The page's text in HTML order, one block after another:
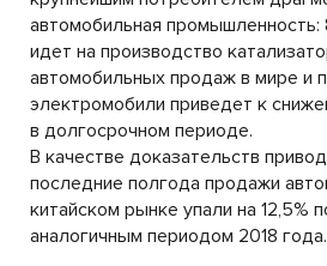
автомобильная промышленность:
идет на производство
автомобильных продаж в мире и
электромобили приведет к
в долгосрочном периоде.
В качестве доказательств
последние полгода продажи
китайском рынке упали на 12,5%
аналогичным периодом 2018 года.